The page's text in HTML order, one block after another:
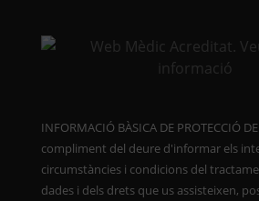
INFORMACIÓ BÀSICA DE PROTECCIÓ
compliment del deure d'informar els
circumstàncies i condicions del
dades i dels drets que us assisteixen,